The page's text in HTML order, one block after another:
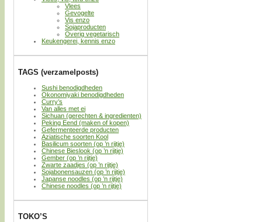
Vlees
Gevogelte
Vis enzo
Sojaproducten
Overig vegetarisch
Keukengerei, kennis enzo
TAGS (verzamelposts)
Sushi benodigdheden
Okonomiyaki benodigdheden
Curry’s
Van alles met ei
Sichuan (gerechten & ingredienten)
Peking Eend (maken of kopen)
Gefermenteerde producten
Aziatische soorten Kool
Basilicum soorten (op ’n rijtje)
Chinese Bieslook (op ’n rijtje)
Gember (op ’n rijtje)
Zwarte zaadjes (op ’n rijtje)
Sojabonensauzen (op ’n rijtje)
Japanse noodles (op ’n rijtje)
Chinese noodles (op ’n rijtje)
TOKO’S